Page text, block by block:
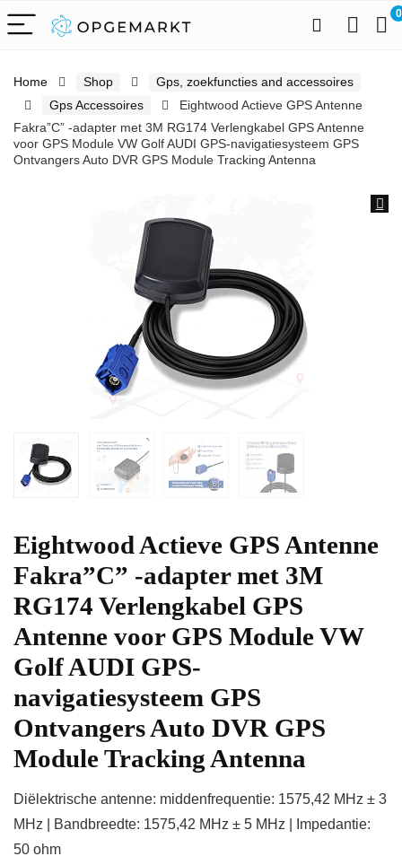
0
Home Shop
Gps, zoekfuncties and accessoires
Gps Accessoires
Eightwood Actieve GPS Antenne
Fakra”C” -adapter met 3M RG174 Verlengkabel GPS Antenne
voor GPS Module VW Golf AUDI GPS-navigatiesysteem GPS
Ontvangers Auto DVR GPS Module Tracking Antenna
Eightwood Actieve GPS Antenne
Fakra”C” -adapter met 3M
RG174 Verlengkabel GPS
Antenne voor GPS Module VW
Golf AUDI GPS-
navigatiesysteem GPS
Ontvangers Auto DVR GPS
Module Tracking Antenna
Diëlektrische antenne: middenfrequentie: 1575,42 MHz ± 3
MHz | Bandbreedte: 1575,42 MHz ± 5 MHz | Impedantie:
50 ohm